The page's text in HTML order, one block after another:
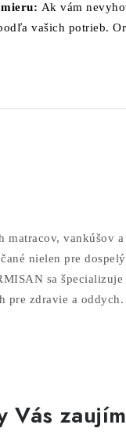
Ak vám
vašich potrieb.
vankúšov
nielen pre
sa
pre zdravie a oddych.
Vás